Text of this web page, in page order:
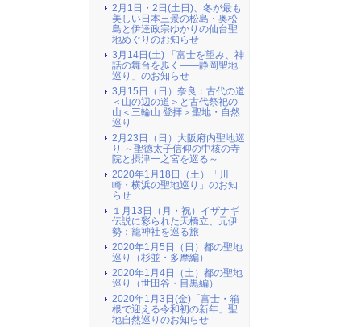
2月1日・2日(土日)、冬が最も
美しい日本三景の松島・奥松
島と伊達政宗ゆかりの仙台聖
地めぐりのお知らせ
3月14日(土) 「富士を望み、神
話の舞台を歩く――静岡聖地
巡り」のお知らせ
3月15日（日）奈良：古代の道
＜山の辺の道＞と古代祭祀の
山＜三輪山 登拝＞聖地・自然
巡り
2月23日（日）大阪府内聖地巡
り ～聖徳太子信仰の中核の寺
院と摂津一之宮を巡る～
2020年1月18日（土）「川
崎・横浜の聖地巡り」のお知
らせ
１月13日（月・祝）イザナギ
伝説に彩られた天橋立、元伊
勢：籠神社を巡る旅
2020年1月5日（日）都の聖地
巡り（杉並・多摩編）
2020年1月4日（土）都の聖地
巡り（世田谷・目黒編）
2020年1月3日(金)「富士・箱
根で迎える令和初の新年」聖
地自然巡りのお知らせ